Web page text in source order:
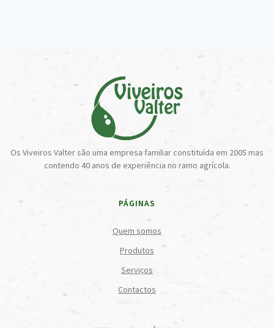
Os Viveiros Valter são uma empresa familiar constituída em 2005 mas
contendo 40 anos de experiência no ramo agrícola.
PÁGINAS
Quem somos
Produtos
Serviços
Contactos